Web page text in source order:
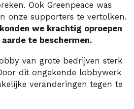
Ook Greenpeace was
onze supporters te vertolken.
we krachtig oproepen
te beschermen.
van grote bedrijven sterk
dit ongekende lobbywerk
veranderingen tegen te